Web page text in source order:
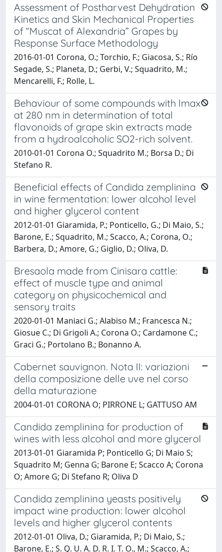
Assessment of Postharvest Dehydration
Kinetics and Skin Mechanical Properties
of “Muscat of Alexandria” Grapes by
Response Surface Methodology
2016-01-01 Corona, O.; Torchio, F.; Giacosa, S.; Río
Segade, S.; Planeta, D.; Gerbi, V.; Squadrito, M.;
Mencarelli, F.; Rolle, L.
Behaviour of some compounds with lmax
at 280 nm in determination of total
flavonoids of grape skin extracts made
from a hydroalcoholic SO2-rich solvent.
2010-01-01 Corona O.; Squadrito M.; Borsa D.; Di
Stefano R.
Beneficial effects of Candida zemplinina
in wine fermentation: lower alcohol level
and higher glycerol content
2012-01-01 Giaramida, P.; Ponticello, G.; Di Maio, S.;
Barone, E.; Squadrito, M.; Scacco, A.; Corona, O.;
Barbera, D.; Amore, G.; Giglio, D.; Oliva, D.
Bresaola made from Cinisara cattle:
effect of muscle type and animal
category on physicochemical and
sensory traits
2020-01-01 Maniaci G.; Alabiso M.; Francesca N.;
Giosue C.; Di Grigoli A.; Corona O.; Cardamone C.;
Graci G.; Portolano B.; Bonanno A.
Cabernet sauvignon. Nota II: variazioni
della composizione delle uve nel corso
della maturazione
2004-01-01 CORONA O; PIRRONE L; GATTUSO AM
Candida zemplinina for production of
wines with less alcohol and more glycerol
2013-01-01 Giaramida P; Ponticello G; Di Maio S;
Squadrito M; Genna G; Barone E; Scacco A; Corona
O; Amore G; Di Stefano R; Oliva D
Candida zemplinina yeasts positively
impact wine production: lower alcohol
levels and higher glycerol contents
2012-01-01 Oliva, D.; Giaramida, P.; Di Maio, S.;
Barone, E.; S. Q. U. A. D. R. I. T. O., M.; Scacco, A.;